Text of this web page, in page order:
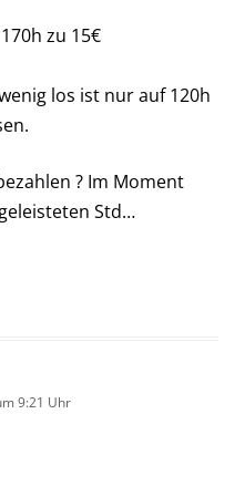
zu 15€
los ist nur auf 120h
? Im Moment
Std…
9:21 Uhr